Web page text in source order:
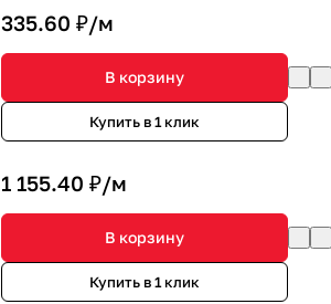
335.60 ₽/м
В корзину
Купить в 1 клик
1 155.40 ₽/м
В корзину
Купить в 1 клик